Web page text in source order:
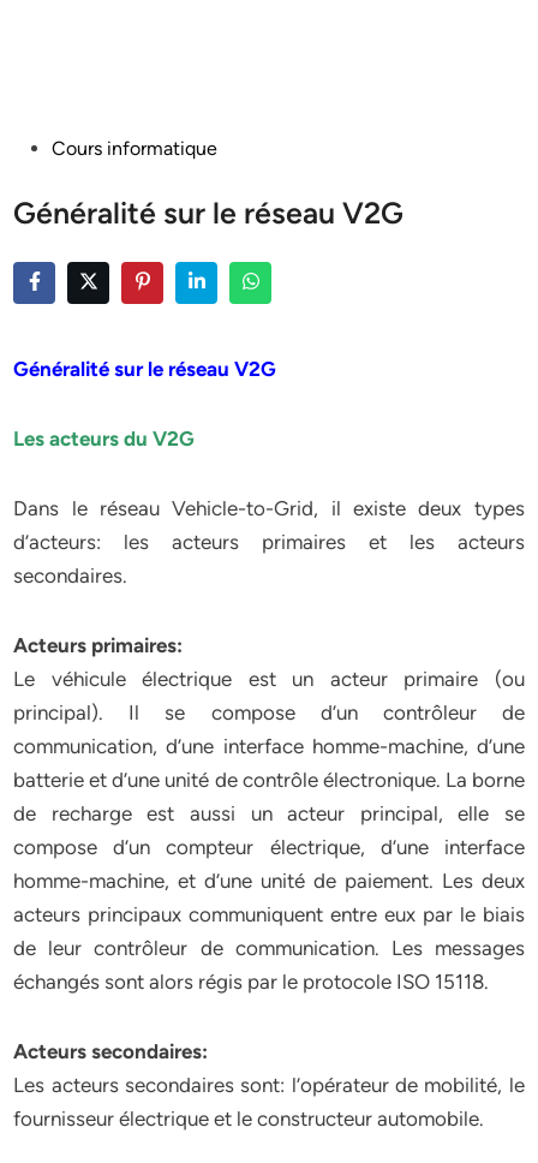
PostedCours informatique
Généralité sur le réseau V2G
Généralité sur le réseau V2G
Les acteurs du V2G
Dans le réseau Vehicle-to-Grid, il existe deux types
d’acteurs: les acteurs primaires et les acteurs
secondaires.
Acteurs primaires:
Le véhicule électrique est un acteur primaire (ou
principal). Il se compose d’un contrôleur de
communication, d’une interface homme-machine, d’une
batterie et d’une unité de contrôle électronique. La borne
de recharge est aussi un acteur principal, elle se
compose d’un compteur électrique, d’une interface
homme-machine, et d’une unité de paiement. Les deux
acteurs principaux communiquent entre eux par le biais
de leur contrôleur de communication. Les messages
échangés sont alors régis par le protocole ISO 15118.
Acteurs secondaires:
Les acteurs secondaires sont: l’opérateur de mobilité, le
fournisseur électrique et le constructeur automobile.